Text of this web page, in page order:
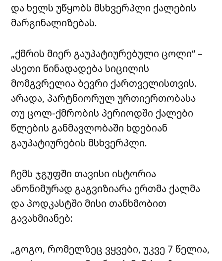
და ხელს უწყობს მსხვერპლი ქალების
მარგინალიზებას.
„ქმრის მიერ გაუპატიურებული ცოლი“ –
ასეთი წინადადება სიცილის
მომგვრელია ბევრი ქართველისთვის.
არადა, პარტნიორულ ურთიერთობასა
თუ ცოლ-ქმრობის პერიოდში ქალები
წლების განმავლობაში ხდებიან
გაუპატიურების მსხვერპლი.
ჩემს ჯგუფში თავისი ისტორია
ანონიმურად გაგვიზიარა ერთმა ქალმა
და პოდკასტში მისი თანხმობით
გავახმიანებ:
„გოგო, რომელზეც ვყვები, უკვე 7 წელია,